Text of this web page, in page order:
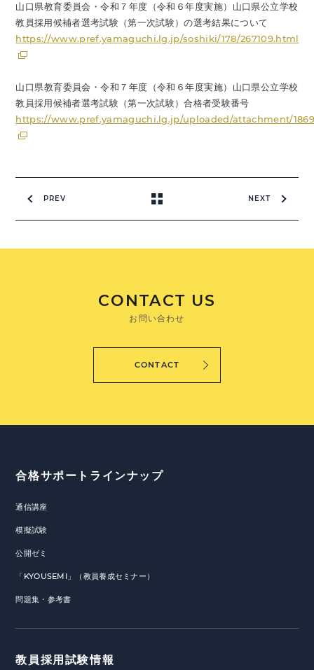
山口県教育委員会・令和７年度（令和６年度実施）山口県公立学校
教員採用候補者選考試験（第一次試験）の選考結果について
https://www.pref.yamaguchi.lg.jp/soshiki/178/267109.html
山口県教育委員会・令和７年度（令和６年度実施）山口県公立学校
教員採用候補者選考試験（第一次試験）合格者受験番号
https://www.pref.yamaguchi.lg.jp/uploaded/attachment/
PREV NEXT
CONTACT US
お問い合わせ
CONTACT
合格サポートラインナップ
通信講座
模擬試験
公開ゼミ
「KYOUSEMI」（教員養成セミナー）
問題集・参考書
教員採用試験情報